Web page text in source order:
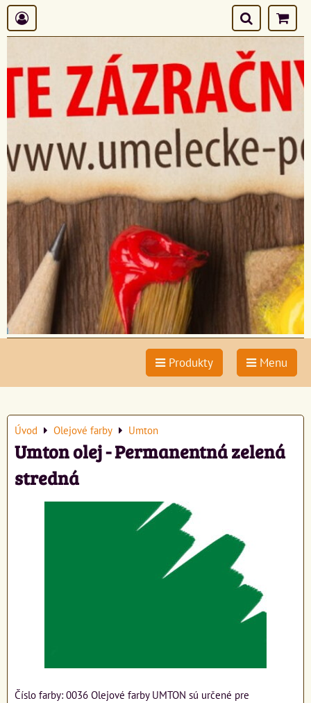
Produkty Menu
Úvod Olejové farby Umton
Umton olej - Permanentná zelená
stredná
Číslo farby: 0036 Olejové farby UMTON sú určené pre